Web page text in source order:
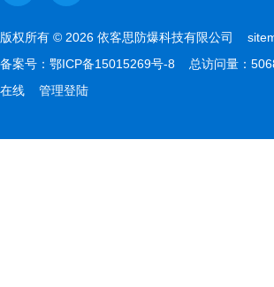
版权所有 © 2026 依客思防爆科技有限公司
备案号： 鄂ICP备15015269号-8 总访问量：
在线
管理登陆